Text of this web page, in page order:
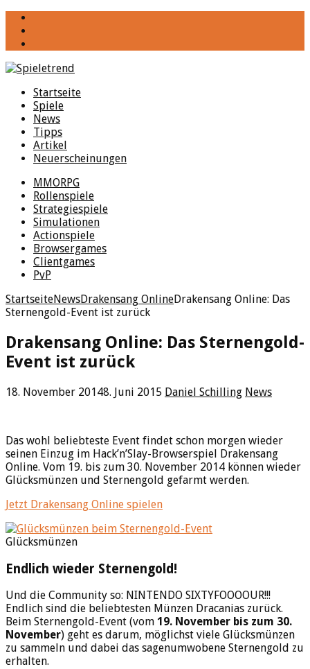
Startseite
Spiele
News
Tipps
Artikel
Neuerscheinungen
MMORPG
Rollenspiele
Strategiespiele
Simulationen
Actionspiele
Browsergames
Clientgames
PvP
StartseiteNewsDrakensang OnlineDrakensang Online: Das
Sternengold-Event ist zurück
Drakensang Online: Das Sternengold-
Event ist zurück
18. November 20148. Juni 2015 Daniel Schilling News
Das wohl beliebteste Event findet schon morgen wieder
seinen Einzug im Hack’n’Slay-Browserspiel Drakensang
Online. Vom 19. bis zum 30. November 2014 können wieder
Glücksmünzen und Sternengold gefarmt werden.
Jetzt Drakensang Online spielen
Glücksmünzen
Endlich wieder Sternengold!
Und die Community so: NINTENDO SIXTYFOOOOUR!!!
Endlich sind die beliebtesten Münzen Dracanias zurück.
Beim Sternengold-Event (vom 19. November bis zum 30.
November) geht es darum, möglichst viele Glücksmünzen
zu sammeln und dabei das sagenumwobene Sternengold zu
erhalten.